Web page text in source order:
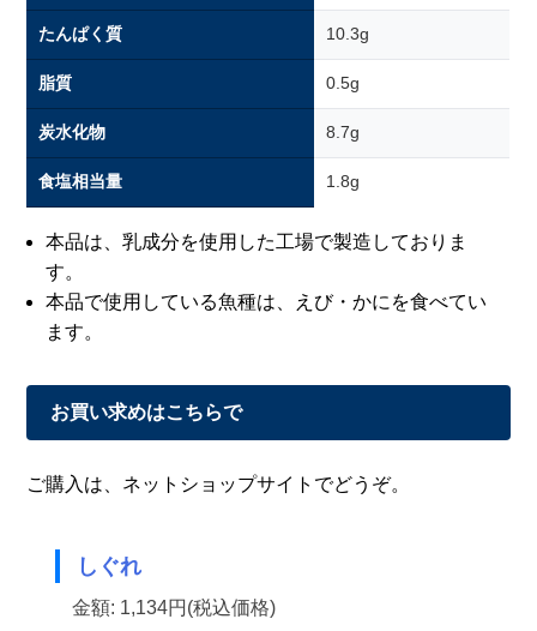
たんぱく質 10.3g
脂質 0.5g
炭水化物 8.7g
食塩相当量 1.8g
本品は、乳成分を使用した工場で製造しておりま
す。
本品で使用している魚種は、えび・かにを食べてい
ます。
お買い求めはこちらで
ご購入は、ネットショップサイトでどうぞ。
しぐれ
金額: 1,134円(税込価格)